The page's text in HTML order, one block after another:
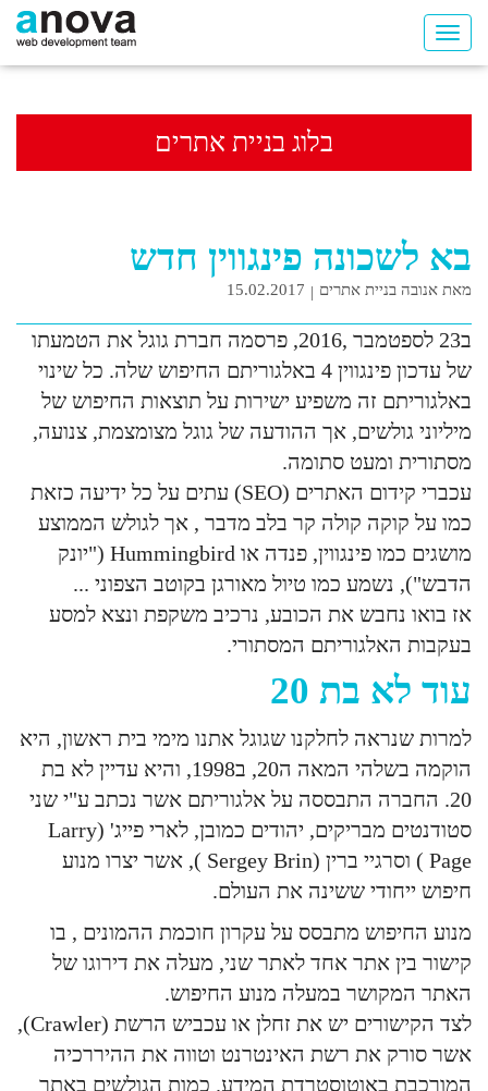
בלוג בניית אתרים
בא לשכונה פינגווין חדש
מאת אנובה בניית אתרים 15.02.2017
ב23 לספטמבר ,2016, פרסמה חברת גוגל את הטמעתו
של עדכון פינגווין 4 באלגוריתם החיפוש שלה. כל שינוי
באלגוריתם זה משפיע ישירות על תוצאות החיפוש של
מיליוני גולשים, אך ההודעה של גוגל מצומצמת, צנועה,
מסתורית ומעט סתומה.
עכברי קידום האתרים (SEO) עתים על כל ידיעה כזאת
כמו על קוקה קולה קר בלב מדבר , אך לגולש הממוצע
מושגים כמו פינגווין, פנדה או Hummingbird ("יונק
הדבש"), נשמע כמו טיול מאורגן בקוטב הצפוני ...
אז בואו נחבש את הכובע, נרכיב משקפת ונצא למסע
בעקבות האלגוריתם המסתורי.
עוד לא בת 20
למרות שנראה לחלקנו שגוגל אתנו מימי בית ראשון, היא
הוקמה בשלהי המאה ה20, ב1998, והיא עדיין לא בת
20. החברה התבססה על אלגוריתם אשר נכתב ע"י שני
סטודנטים מבריקים, יהודים כמובן, לארי פייג' (Larry
Page ) וסרגיי ברין (Sergey Brin ), אשר יצרו מנוע
חיפוש ייחודי ששינה את העולם.
מנוע החיפוש מתבסס על עקרון חוכמת ההמונים , בו
קישור בין אתר אחד לאתר שני, מעלה את דירוגו של
האתר המקושר במעלה מנוע החיפוש.
לצד הקישורים יש את זחלן או עכביש הרשת (Crawler),
אשר סורק את רשת האינטרנט וטווה את ההיררכיה
המורכבת באוטוסטרדת המידע. כמות הגולשים באתר